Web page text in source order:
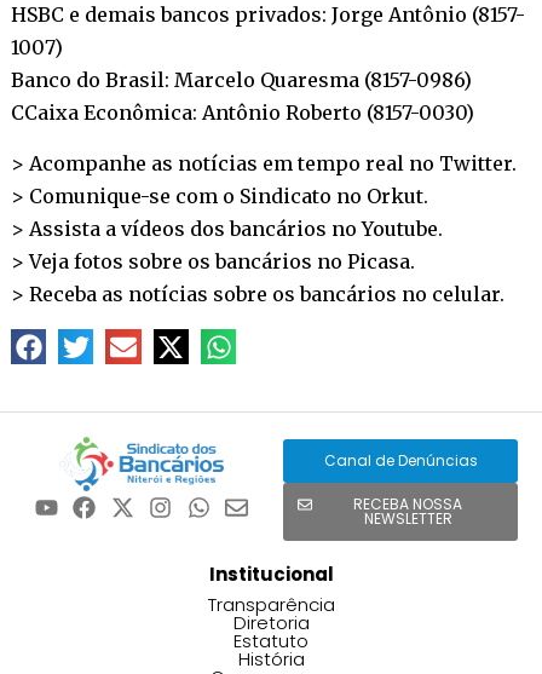
HSBC e demais bancos privados: Jorge Antônio (8157-
1007)
Banco do Brasil: Marcelo Quaresma (8157-0986)
CCaixa Econômica: Antônio Roberto (8157-0030)
> Acompanhe as notícias em tempo real no Twitter.
> Comunique-se com o Sindicato no Orkut.
> Assista a vídeos dos bancários noYoutube.
> Veja fotos sobre os bancários no Picasa.
> Receba as notícias sobre os bancários no celular.
Canal de Denúncias
RECEBA NOSSA
NEWSLETTER
Institucional
Transparência
Diretoria
Estatuto
História